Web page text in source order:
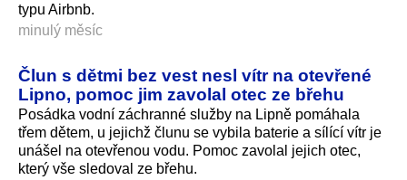
typu Airbnb.
minulý měsíc
Člun s dětmi bez vest nesl vítr na otevřené
Lipno, pomoc jim zavolal otec ze břehu
Posádka vodní záchranné služby na Lipně pomáhala
třem dětem, u jejichž člunu se vybila baterie a sílící vítr je
unášel na otevřenou vodu. Pomoc zavolal jejich otec,
který vše sledoval ze břehu.